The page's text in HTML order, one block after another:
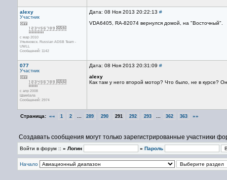
alexy
Участник
с мар 2010
Ульяновск. Russian ADSB Team -
UWLL
Сообщений: 1142
Дата: 08 Ноя 2013 20:22:13 #
VDA6405, RA-82074 вернулся домой, на "Восточный".
077
Участник
с апр 2008
Шамбала
Сообщений: 2974
Дата: 08 Ноя 2013 20:31:09 #
alexy
Как там у него второй мотор? Что было, не в курсе?
Страница: «« 1 2 289 290 291 292 293 362 363 »»
Создавать сообщения могут только зарегистрированные участники
Войти в форум :: » Логин » Пароль
Начало